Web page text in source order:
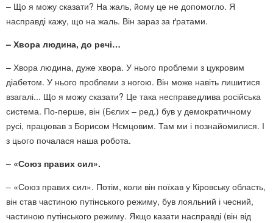
– Що я можу сказати? На жаль, йому це не допомогло. Я
насправді кажу, що на жаль. Він зараз за ґратами.
– Хвора людина, до речі…
– Хвора людина, дуже хвора. У нього проблеми з цукровим
діабетом. У нього проблеми з ногою. Він може навіть лишитися
взагалі... Що я можу сказати? Це така несправедлива російська
система. По-перше, він (Бєлих – ред.) був у демократичному
русі, працював з Борисом Нємцовим. Там ми і познайомилися. І
з цього почалася наша робота.
– «Союз правих сил».
– «Союз правих сил». Потім, коли він поїхав у Кіровську область,
він став частиною путінського режиму, був лояльний і чесний,
частиною путінського режиму. Якщо казати насправді (він від